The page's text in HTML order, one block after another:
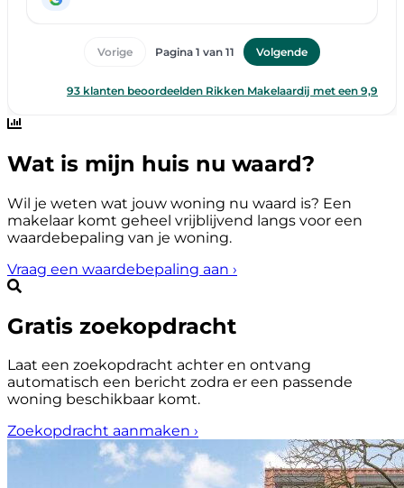
Wat is mijn huis nu waard?
Wil je weten wat jouw woning nu waard is? Een
makelaar komt geheel vrijblijvend langs voor een
waardebepaling van je woning.
Vraag een waardebepaling aan ›
Gratis zoekopdracht
Laat een zoekopdracht achter en ontvang
automatisch een bericht zodra er een passende
woning beschikbaar komt.
Zoekopdracht aanmaken ›